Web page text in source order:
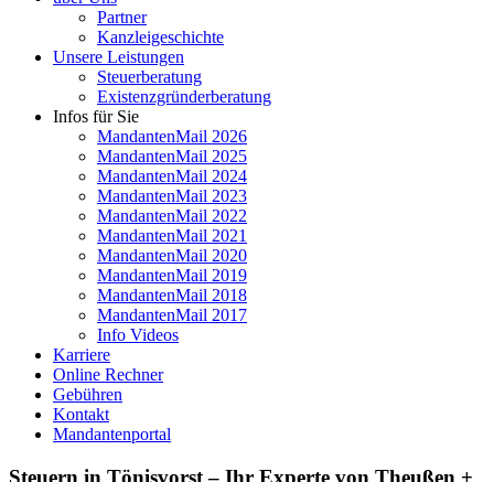
Partner
Kanzleigeschichte
Unsere Leistungen
Steuerberatung
Existenzgründerberatung
Infos für Sie
MandantenMail 2026
MandantenMail 2025
MandantenMail 2024
MandantenMail 2023
MandantenMail 2022
MandantenMail 2021
MandantenMail 2020
MandantenMail 2019
MandantenMail 2018
MandantenMail 2017
Info Videos
Karriere
Online Rechner
Gebühren
Kontakt
Mandantenportal
Steuern in Tönisvorst – Ihr Experte von Theußen +